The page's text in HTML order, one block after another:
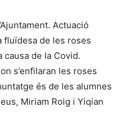
Actuació
fluïdesa de les roses
causa de la Covid.
s’enfilaran les roses
és de les alumnes
Miriam Roig i Yiqian